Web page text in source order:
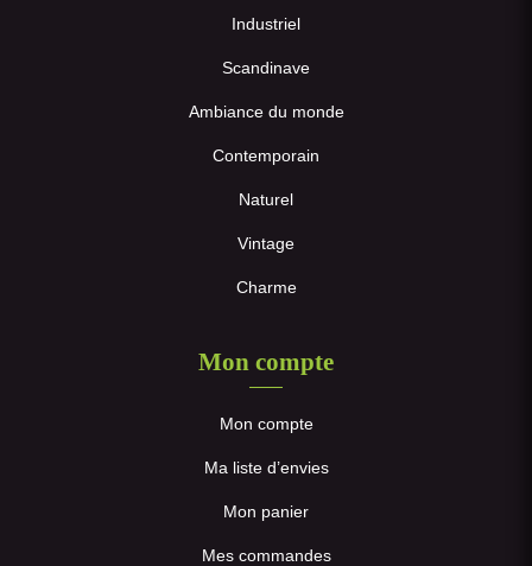
Industriel
Scandinave
Ambiance du monde
Contemporain
Naturel
Vintage
Charme
Mon compte
Mon compte
Ma liste d’envies
Mon panier
Mes commandes